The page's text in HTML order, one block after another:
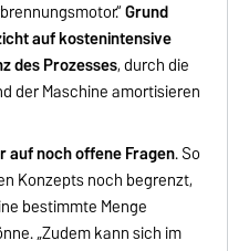
Grund
auf kostenintensive
des Prozesses, durch die
der Maschine amortisieren
auf noch offene Fragen. So
Konzepts noch begrenzt,
bestimmte Menge
„Zudem kann sich im